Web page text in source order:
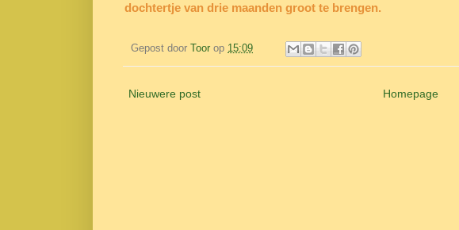
dochtertje van drie maanden groot te brengen.
Gepost door Toor op 15:09
Nieuwere post Homepage